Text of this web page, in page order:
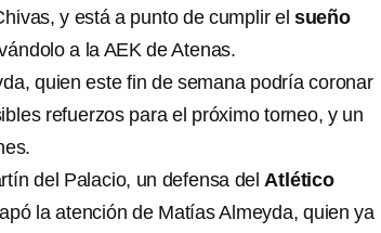
y está a punto de cumplir el sueño
a la AEK de Atenas.
quien este fin de semana podría coronar
refuerzos para el próximo torneo, y un
del Palacio, un defensa delAtlético
la atención de Matías Almeyda, quien ya